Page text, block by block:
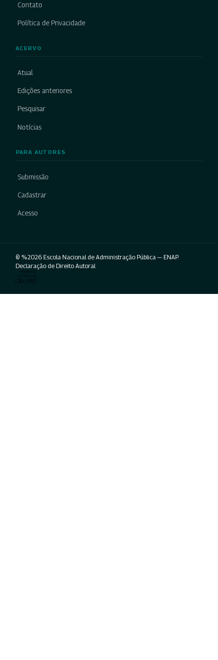
Contato
Política de Privacidade
ACERVO
Atual
Edições anteriores
Pesquisar
Notícias
PARA AUTORES
Submissão
Cadastrar
Acesso
© %2026 Escola Nacional de Administração Pública — ENAP.
Declaração de Direito Autoral